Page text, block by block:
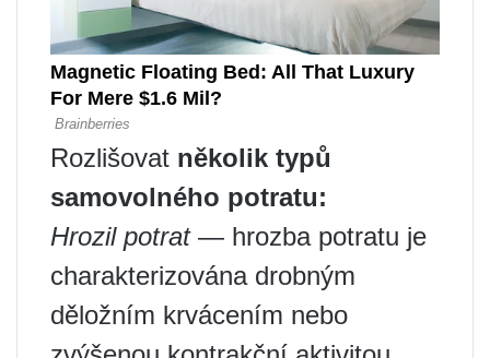
Rozlišovat několik typů
samovolného potratu:
Hrozil potrat— hrozba potratu je
charakterizována drobným
děložním krvácením nebo